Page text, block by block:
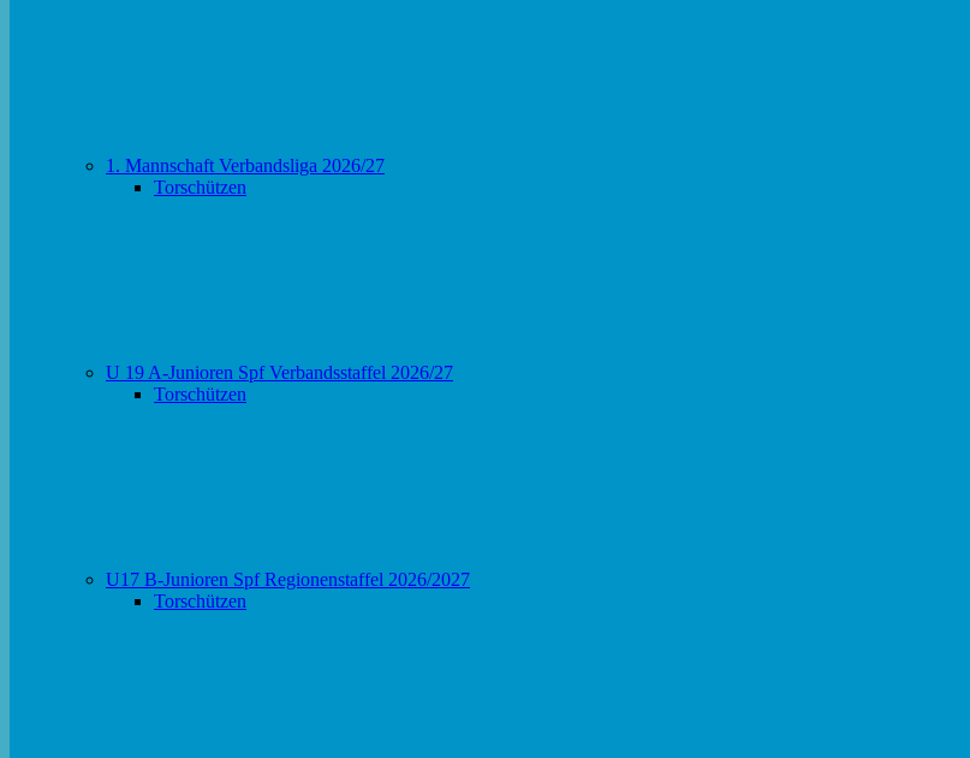
1. Mannschaft Verbandsliga 2026/27
Torschützen
U 19 A-Junioren Spf Verbandsstaffel 2026/27
Torschützen
U17 B-Junioren Spf Regionenstaffel 2026/2027
Torschützen